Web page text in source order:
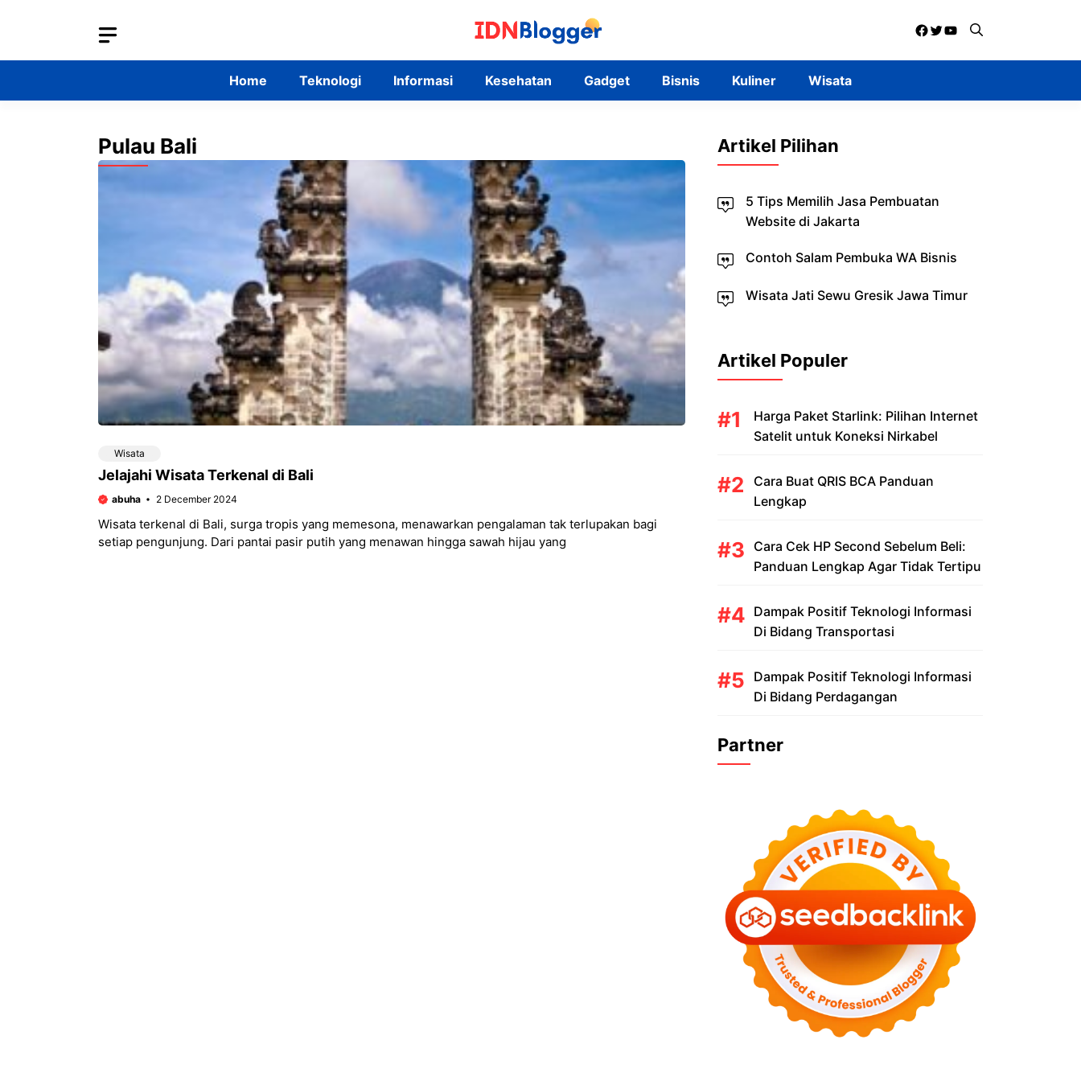
Facebook
Twitter
YouTube
Home Teknologi Informasi Kesehatan Gadget Bisnis Kuliner Wisata
Pulau Bali
Wisata
Jelajahi Wisata Terkenal di Bali
abuha 2 December 2024
Wisata terkenal di Bali, surga tropis yang memesona, menawarkan pengalaman tak terlupakan bagi
setiap pengunjung. Dari pantai pasir putih yang menawan hingga sawah hijau yang
Artikel Pilihan
5 Tips Memilih Jasa Pembuatan
Website di Jakarta
Contoh Salam Pembuka WA Bisnis
Wisata Jati Sewu Gresik Jawa Timur
Artikel Populer
Harga Paket Starlink: Pilihan Internet
Satelit untuk Koneksi Nirkabel
Cara Buat QRIS BCA Panduan
Lengkap
Cara Cek HP Second Sebelum Beli:
Panduan Lengkap Agar Tidak Tertipu
Dampak Positif Teknologi Informasi
Di Bidang Transportasi
Dampak Positif Teknologi Informasi
Di Bidang Perdagangan
Partner